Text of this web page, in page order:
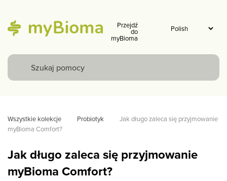
Przejdź
do
myBioma
Wszystkie kolekcje Probiotyk
Jak długo zaleca się przyjmowanie
myBioma Comfort?
Jak długo zaleca się przyjmowanie
myBioma Comfort?